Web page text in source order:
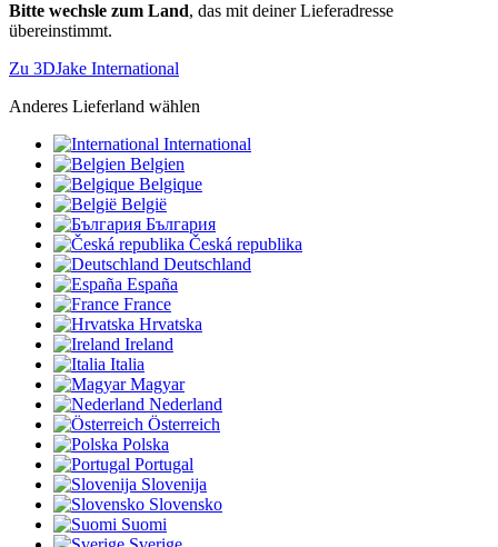
Bitte wechsle zum Land, das mit deiner Lieferadresse
übereinstimmt.
Zu 3DJake International
Anderes Lieferland wählen
International
Belgien
Belgique
België
България
Česká republika
Deutschland
España
France
Hrvatska
Ireland
Italia
Magyar
Nederland
Österreich
Polska
Portugal
Slovenija
Slovensko
Suomi